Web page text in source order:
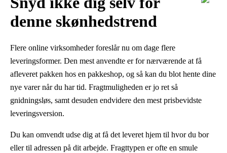
denne skønhedstrend
Flere online virksomheder foreslår nu om dage flere
leveringsformer. Den mest anvendte er for nærværende at få
afleveret pakken hos en pakkeshop, og så kan du blot hente dine
nye varer når du har tid. Fragtmuligheden er jo ret så
gnidningsløs, samt desuden endvidere den mest prisbevidste
leveringsversion.
Du kan omvendt udse dig at få det leveret hjem til hvor du bor
eller til adressen på dit arbejde. Fragttypen er ofte en smule